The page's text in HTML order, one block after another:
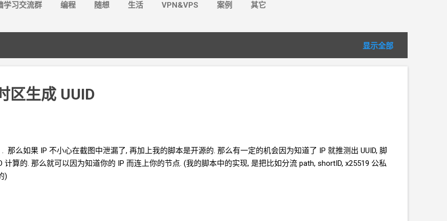
学习交流群 编程 随想 生活 VPN&VPS 案例 其它
显示全部
区生成 UUID
. 那么如果 IP 不小心在截图中泄漏了, 再加上我的脚本是开源的. 那么有一定的机会因为知道了 IP 就推测出 UUID, 脚
计算的. 那么就可以因为知道你的 IP 而连上你的节点. (我的脚本中的实现, 是把比如分流 path, shortID, x25519 公私
)